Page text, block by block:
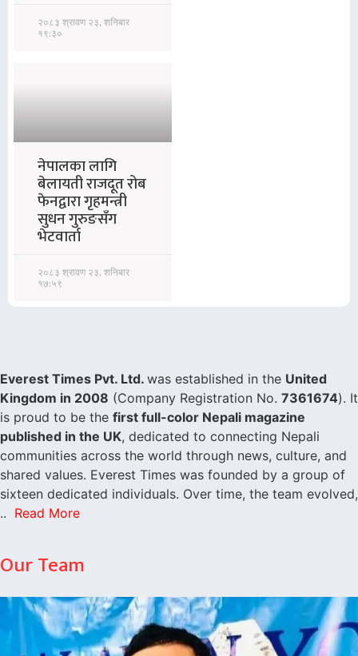
२०८३ श्रावण २३, शनिबार
१९:३०
नेपालका लागि
बेलायती राजदूत रोब
फेनद्वारा गृहमन्त्री
सुधन गुरुङसँग
भेटवार्ता
२०८३ श्रावण २३, शनिबार
१७:५९
Everest Times Pvt. Ltd. was established in the United
Kingdom in 2008 (Company Registration No. 7361674). It
is proud to be the first full-color Nepali magazine
published in the UK, dedicated to connecting Nepali
communities across the world through news, culture, and
shared values. Everest Times was founded by a group of
sixteen dedicated individuals. Over time, the team evolved,
.. Read More
Our Team